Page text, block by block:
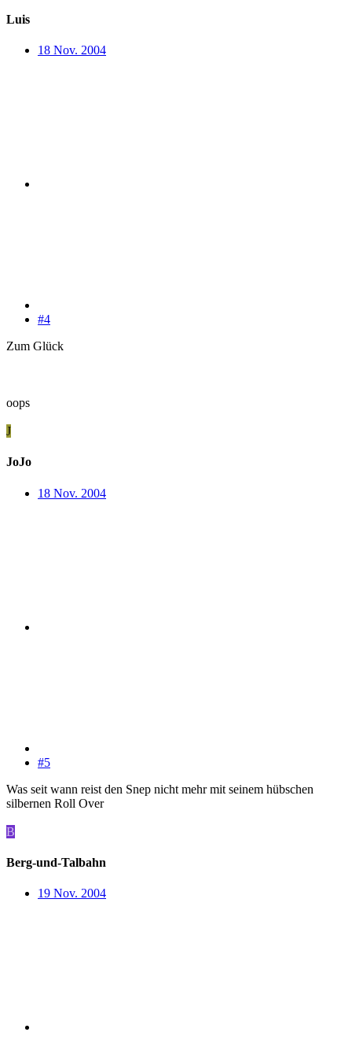
Luis
18 Nov. 2004
#4
Zum Glück
oops
J
JoJo
18 Nov. 2004
#5
Was seit wann reist den Snep nicht mehr mit seinem hübschen
silbernen Roll Over
B
Berg-und-Talbahn
19 Nov. 2004